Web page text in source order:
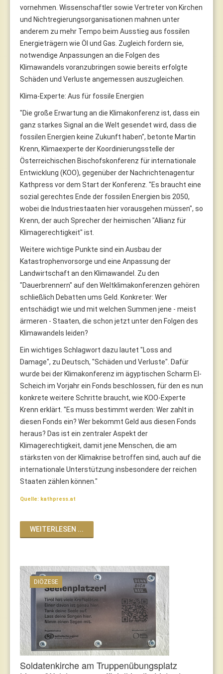
vornehmen. Wissenschaftler sowie Vertreter von Kirchen
und Nichtregierungsorganisationen mahnen unter
anderem zu mehr Tempo beim Ausstieg aus fossilen
Energieträgern wie Öl und Gas. Zugleich fordern sie,
notwendige Anpassungen an die Folgen des
Klimawandels voranzubringen sowie bereits erfolgte
Schäden und Verluste angemessen auszugleichen.
Klima-Experte: Aus für fossile Energien
"Die große Erwartung an die Klimakonferenz ist, dass ein
ganz starkes Signal an die Welt gesendet wird, dass die
fossilen Energien keine Zukunft haben", betonte Martin
Krenn, Klimaexperte der Koordinierungsstelle der
Österreichischen Bischofskonferenz für internationale
Entwicklung (KOO), gegenüber der Nachrichtenagentur
Kathpress vor dem Start der Konferenz. "Es braucht eine
sozial gerechtes Ende der fossilen Energien bis 2050,
wobei die Industriestaaten hier vorausgehen müssen", so
Krenn, der auch Sprecher der heimischen "Allianz für
Klimagerechtigkeit" ist.
Weitere wichtige Punkte sind ein Ausbau der
Katastrophenvorsorge und eine Anpassung der
Landwirtschaft an den Klimawandel. Zu den
"Dauerbrennern" auf den Weltklimakonferenzen gehören
schließlich Debatten ums Geld. Konkreter: Wer
entschädigt wie und mit welchen Summen jene - meist
ärmeren - Staaten, die schon jetzt unter den Folgen des
Klimawandels leiden?
Ein wichtiges Schlagwort dazu lautet "Loss and
Damage", zu Deutsch, "Schäden und Verluste". Dafür
wurde bei der Klimakonferenz im ägyptischen Scharm El-
Scheich im Vorjahr ein Fonds beschlossen, für den es nun
konkrete weitere Schritte braucht, wie KOO-Experte
Krenn erklärt. "Es muss bestimmt werden: Wer zahlt in
diesen Fonds ein? Wer bekommt Geld aus diesen Fonds
heraus? Das ist ein zentraler Aspekt der
Klimagerechtigkeit, damit jene Menschen, die am
stärksten von der Klimakrise betroffen sind, auch auf die
internationale Unterstützung insbesondere der reichen
Staaten zählen können."
Quelle: kathpress.at
WEITERLESEN ...
DIÖZESE
Soldatenkirche am Truppenübungsplatz